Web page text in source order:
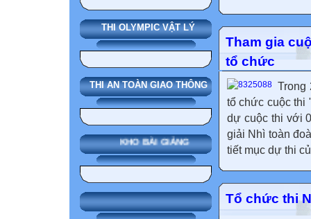
THI OLYMPIC VẬT LÝ
THI AN TOÀN GIAO THÔNG
KHO BÀI GIẢNG
Tham gia
tổ chức
Trong
tổ chức cuộc thi
dự cuộc thi với
giải Nhì toàn
tiết mục dự thi
Tổ chức thi